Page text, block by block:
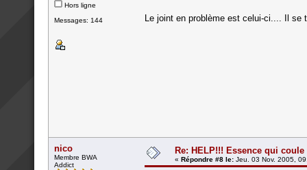
Hors ligne
Messages: 144
Le joint en problème est celui-ci.... Il se
nico
Membre BWA
Addict
Re: HELP!!! Essence qui
« Répondre #8 le: Jeu. 03 Nov. 2005,